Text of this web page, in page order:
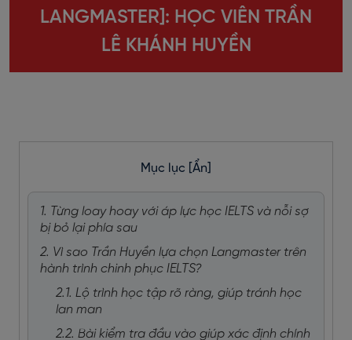
LANGMASTER]: HỌC VIÊN TRẦN
LÊ KHÁNH HUYỀN
Mục lục [Ẩn]
1. Từng loay hoay với áp lực học IELTS và nỗi sợ
bị bỏ lại phía sau
2. Vì sao Trần Huyền lựa chọn Langmaster trên
hành trình chinh phục IELTS?
2.1. Lộ trình học tập rõ ràng, giúp tránh học
lan man
2.2. Bài kiểm tra đầu vào giúp xác định chính